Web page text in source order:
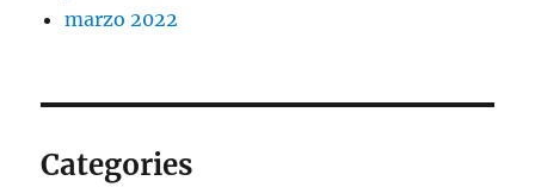
marzo 2022
Categories